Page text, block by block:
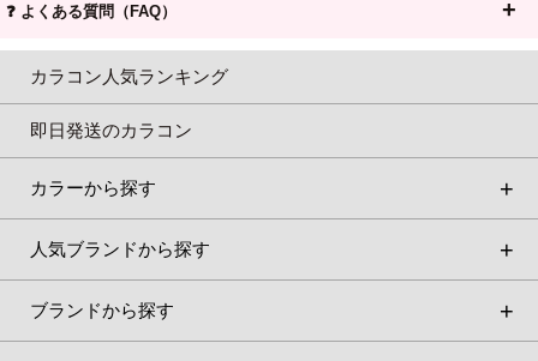
❓ よくある質問（FAQ）
カラコン人気ランキング
即日発送のカラコン
カラーから探す
人気ブランドから探す
ブランドから探す